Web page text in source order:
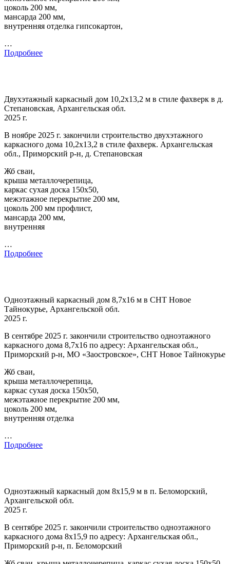
цоколь 200 мм,
мансарда 200 мм,
внутренняя отделка гипсокартон,
…
Подробнее
Двухэтажный каркасный дом 10,2х13,2 м в стиле фахверк в д.
Степановская, Архангельская обл.
2025 г.
В ноябре 2025 г. закончили строительство двухэтажного
каркасного дома 10,2х13,2 в стиле фахверк. Архангельская
обл., Приморский р-н, д. Степановская
Жб сваи,
крыша металлочерепица,
каркас сухая доска 150х50,
межэтажное перекрытие 200 мм,
цоколь 200 мм профлист,
мансарда 200 мм,
внутренняя
…
Подробнее
Одноэтажный каркасный дом 8,7х16 м в СНТ Новое
Тайнокурье, Архангельской обл.
2025 г.
В сентябре 2025 г. закончили строительство одноэтажного
каркасного дома 8,7х16 по адресу: Архангельская обл.,
Приморский р-н, МО «Заостровское», СНТ Новое Тайнокурье
Жб сваи,
крыша металлочерепица,
каркас сухая доска 150х50,
межэтажное перекрытие 200 мм,
цоколь 200 мм,
внутренняя отделка
…
Подробнее
Одноэтажный каркасный дом 8х15,9 м в п. Беломорский,
Архангельской обл.
2025 г.
В сентябре 2025 г. закончили строительство одноэтажного
каркасного дома 8х15,9 по адресу: Архангельская обл.,
Приморский р-н, п. Беломорский